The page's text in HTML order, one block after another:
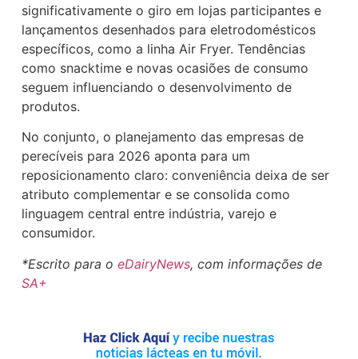
significativamente o giro em lojas participantes e
lançamentos desenhados para eletrodomésticos
específicos, como a linha Air Fryer. Tendências
como snacktime e novas ocasiões de consumo
seguem influenciando o desenvolvimento de
produtos.
No conjunto, o planejamento das empresas de
perecíveis para 2026 aponta para um
reposicionamento claro: conveniência deixa de ser
atributo complementar e se consolida como
linguagem central entre indústria, varejo e
consumidor.
*Escrito para oeDairyNews, com informações de
SA+